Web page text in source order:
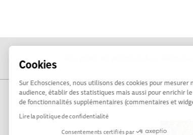
Cookies
Sur Echosciences, nous utilisons des cookies pour mesurer
audience, établir des statistiques mais aussi pour enrichir
de fonctionnalités supplémentaires (commentaires et
Lire la politique de confidentialité
Consentements certifiés par
Propulsé